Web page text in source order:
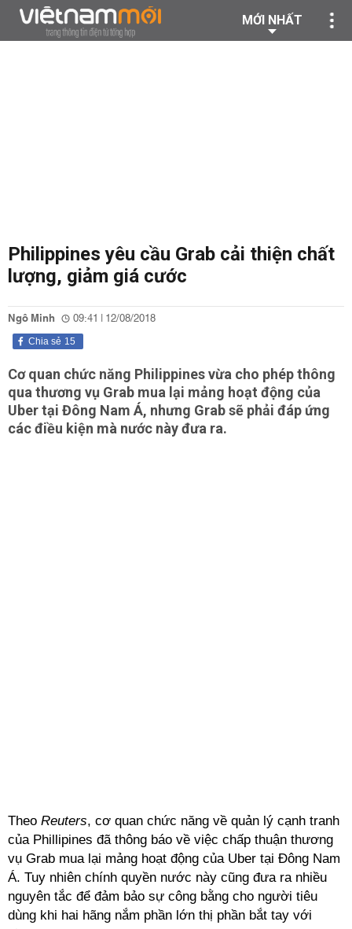
MỚI NHẤT
Philippines yêu cầu Grab cải thiện chất
lượng, giảm giá cước
Ngô Minh 09:41 | 12/08/2018
15
Chia sẻ
Cơ quan chức năng Philippines vừa cho phép thông
qua thương vụ Grab mua lại mảng hoạt động của
Uber tại Đông Nam Á, nhưng Grab sẽ phải đáp ứng
các điều kiện mà nước này đưa ra.
Theo Reuters, cơ quan chức năng về quản lý cạnh tranh
của Phillipines đã thông báo về việc chấp thuận thương
vụ Grab mua lại mảng hoạt động của Uber tại Đông Nam
Á. Tuy nhiên chính quyền nước này cũng đưa ra nhiều
nguyên tắc để đảm bảo sự công bằng cho người tiêu
dùng khi hai hãng nắm phần lớn thị phần bắt tay với